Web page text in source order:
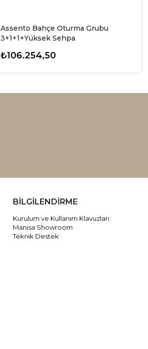
Assento Bahçe Oturma Grubu
3+1+1+Yüksek Sehpa
₺106.254,50
BİLGİLENDİRME
Kurulum ve Kullanım Klavuzları
Manisa Showroom
Teknik Destek